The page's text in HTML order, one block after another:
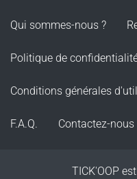
Qui sommes-nous ?
Politique de
Conditions générales
F.A.Q. Contactez-nous
TICK'OOP